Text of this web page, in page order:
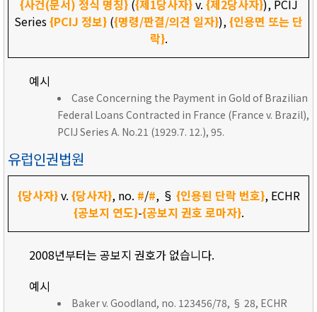
{사건(문서) 정식 명칭}({제1당사자}v. {제2당사자}), PCIJ
Series{PCIJ 정보} ({명령/판결/의견 일자}),{인용면 또는 단
락}.
예시
Case Concerning the Payment in Gold of Brazilian
Federal Loans Contracted in France (France v. Brazil),
PCIJ Series A. No.21 (1929.7. 12.), 95.
유럽인권법원
{당사자}v. {당사자}, no. #/#, § {인용된 단락 번호}, ECHR
{공보지 연도}-{공보지 권호 로마자}.
2008년부터는 공보지 권호가 없습니다.
예시
Baker v. Goodland, no. 123456/78, § 28, ECHR